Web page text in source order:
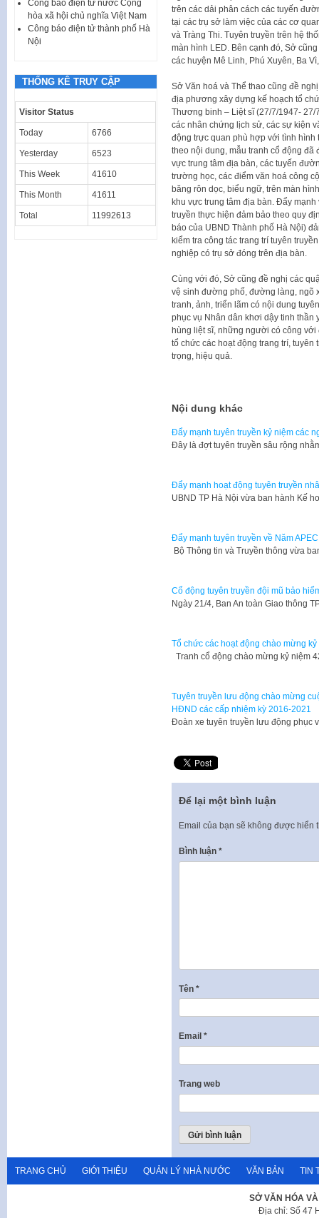
trên các dải phân cách các tuyến
tại các trụ sở làm việc của các cơ
và Tràng Thi. Tuyên truyền trên hệ
màn hình LED. Bên cạnh đó, Sở
các huyện Mê Linh, Phú Xuyên, Ba
Sở Văn hoá và Thể thao cũng đề
địa phương xây dựng kế hoạch tổ
Thương binh – Liệt sĩ (27/7/1947-
các nhân chứng lịch sử, các sự kiện
động trực quan phù hợp với tình
theo nội dung, mẫu tranh cổ động đã
vực trung tâm địa bàn, các tuyến
trường học, các điểm văn hoá công
băng rôn dọc, biểu ngữ, trên màn
khu vực trung tâm địa bàn. Đẩy
truyền thực hiện đảm bảo theo quy
báo của UBND Thành phố Hà Nội)
kiểm tra công tác trang trí tuyên
nghiệp có trụ sở đóng trên địa bàn.
Cùng với đó, Sở cũng đề nghị các
vệ sinh đường phố, đường làng, ngõ
tranh, ảnh, triển lãm có nội dung
phục vụ Nhân dân khơi dậy tinh
hùng liệt sĩ, những người có công
tổ chức các hoạt động trang trí, tuyên
trọng, hiệu quả.
Nội dung khác
Đẩy mạnh tuyên truyền kỷ niệm các
Đây là đợt tuyên truyền sâu rộng
Đẩy mạnh hoạt động tuyên truyền
UBND TP Hà Nội vừa ban hành Kế
Đẩy mạnh tuyên truyền về Năm
Bộ Thông tin và Truyền thông vừa
Cổ động tuyên truyền đội mũ bảo
​Ngày 21/4, Ban An toàn Giao thông
Tổ chức các hoạt động chào mừng
Tranh cổ động chào mừng kỷ niệm
Tuyên truyền lưu động chào mừng
HĐND các cấp nhiệm kỳ 2016-2021
Đoàn xe tuyên truyền lưu động phục
Để lại một bình luận
Email của bạn sẽ không được hiển
Bình luận *
Tên *
Email *
Trang web
Công báo điện tử nước Cộng
hòa xã hội chủ nghĩa Việt Nam
Công báo điện tử thành phố Hà
Nội
THỐNG KÊ TRUY CẬP
Visitor Status
Today 6766
Yesterday 6523
This Week 41610
This Month 41611
Total 11992613
TRANG CHỦ GIỚI THIỆU QUẢN LÝ NHÀ NƯỚC VĂN BẢN TIN
SỞ VĂN HÓA
Địa chỉ: Số 47